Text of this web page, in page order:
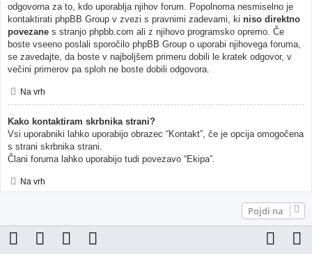
odgovorna za to, kdo uporablja njihov forum. Popolnoma nesmiselno je
kontaktirati phpBB Group v zvezi s pravnimi zadevami, ki niso direktno
povezane s stranjo phpbb.com ali z njihovo programsko opremo. Če
boste vseeno poslali sporočilo phpBB Group o uporabi njihovega foruma,
se zavedajte, da boste v najboljšem primeru dobili le kratek odgovor, v
večini primerov pa sploh ne boste dobili odgovora.
Na vrh
Kako kontaktiram skrbnika strani?
Vsi uporabniki lahko uporabijo obrazec “Kontakt”, če je opcija omogočena
s strani skrbnika strani.
Člani foruma lahko uporabijo tudi povezavo “Ekipa”.
Na vrh
Pojdi na